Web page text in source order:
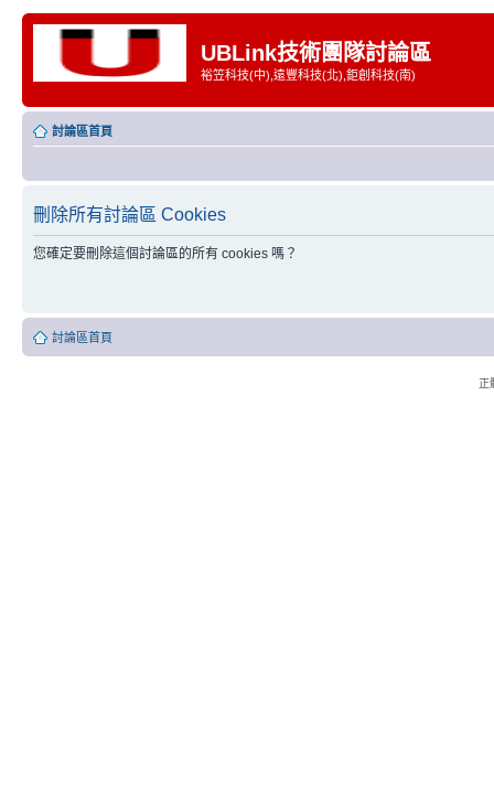
UBLink技術團隊討論區
裕笠科技(中),遠豐科技(北),鉅創科技(南)
討論區首頁
刪除所有討論區 Cookies
您確定要刪除這個討論區的所有 cookies 嗎？
討論區首頁
正